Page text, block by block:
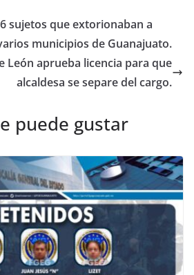
n
sujetos que extorionaban a
municipios de Guanajuato.
León aprueba licencia para que
alcaldesa se separe del cargo.
puede gustar